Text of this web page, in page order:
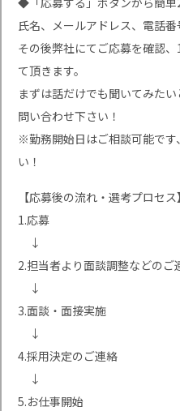
氏名、メールアドレス、電話番
その後弊社にてご応募を確認
て頂きます。
まずは話だけでも聞いてみた
問い合わせ下さい！
※勤務開始日はご相談可能で
い！
【応募後の流れ・選考プロセス】
1.応募
↓
2.担当者より面談調整などのご
↓
3.面談・面接実施
↓
4.採用決定のご連絡
↓
5.お仕事開始